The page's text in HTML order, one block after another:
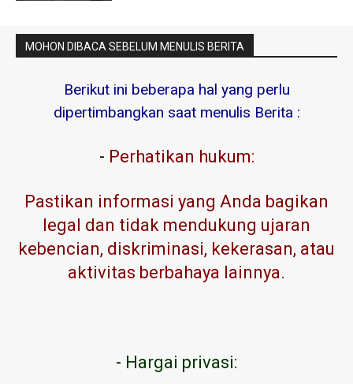
MOHON DIBACA SEBELUM MENULIS BERITA
Berikut ini beberapa hal yang perlu
dipertimbangkan saat menulis Berita :
- Perhatikan hukum:
Pastikan informasi yang Anda bagikan
legal dan tidak mendukung ujaran
kebencian, diskriminasi, kekerasan, atau
aktivitas berbahaya lainnya.
- Hargai privasi: